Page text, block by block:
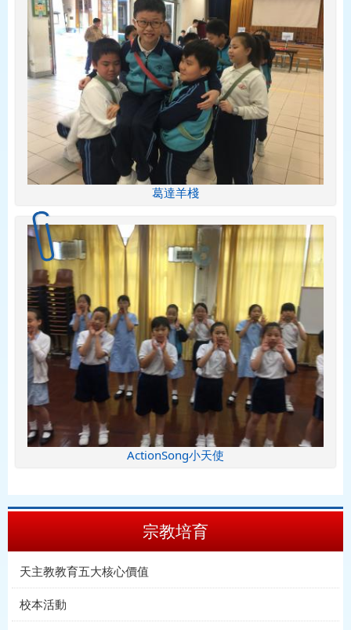
葛達羊棧
ActionSong小天使
宗教培育
天主教教育五大核心價值
校本活動